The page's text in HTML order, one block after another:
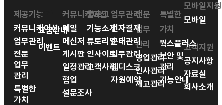
제공기능
커뮤니케이션
업무관리
전문
업무
관리
특별한
가치
공간
요금안내
이벤트
커뮤니케이션
메일
메신저
게시판
일정관리
협업
설문조사
블로그
기능소개
튜토리얼
인사이트
고객사례
업무관리
전자결재
근태관리
업무관리
웹디스크
자원예약
전문
업무
관리
영업관리
인사관리
재고관리
특별한
가치
웍스플러스
보안 및
관리
기능안내
모바일지원
모바일
고객지원
공지사항
자료실
회사소개